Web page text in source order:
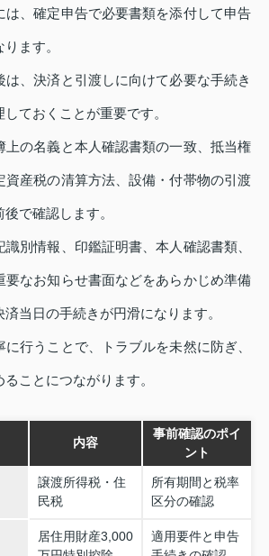
は、確定申告で必要書類を添付して申告
ます。
は、決済と引渡しに向けて必要な手続き
ておくことが重要です。
上の名義と本人確認書類の一致、抵当権
資産税の清算方法、設備・付帯物の引渡
で確認します。
識別情報、印鑑証明書、本人確認書類、
要なお知らせ書面などをあらかじめ準備
当日の手続きが円滑になります。
行うことで、トラブルを未然に防ぎ、
ことにつながります。
内容
事前確認のポイ
ント
譲渡所得税・住
民税
所有期間と税率
区分の確認
居住用財産3,000
適用要件と申告